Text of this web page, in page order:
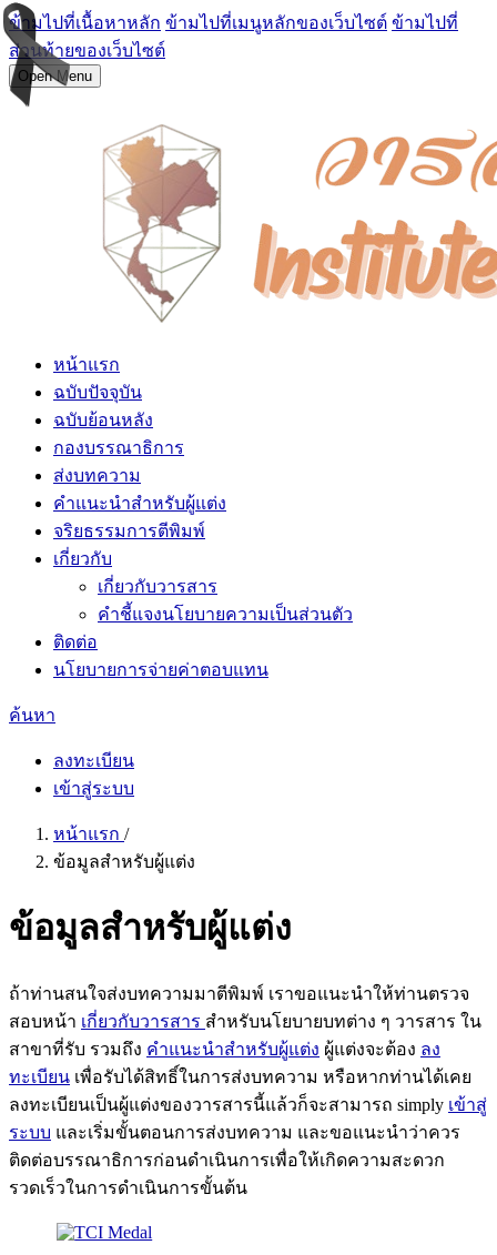
ข้ามไปที่เนื้อหาหลัก ข้ามไปที่เมนูหลักของเว็บไซต์ ข้ามไปที่
ส่วนท้ายของเว็บไซต์
Open Menu
หน้าแรก
ฉบับปัจจุบัน
ฉบับย้อนหลัง
กองบรรณาธิการ
ส่งบทความ
คำแนะนำสำหรับผู้แต่ง
จริยธรรมการตีพิมพ์
เกี่ยวกับ
เกี่ยวกับวารสาร
คำชี้แจงนโยบายความเป็นส่วนตัว
ติดต่อ
นโยบายการจ่ายค่าตอบแทน
ค้นหา
ลงทะเบียน
เข้าสู่ระบบ
หน้าแรก /
ข้อมูลสำหรับผู้แต่ง
ข้อมูลสำหรับผู้แต่ง
ถ้าท่านสนใจส่งบทความมาตีพิมพ์ เราขอแนะนำให้ท่านตรวจ
สอบหน้า เกี่ยวกับวารสาร สำหรับนโยบายบทต่าง ๆ วารสาร ใน
สาขาที่รับ รวมถึง คำแนะนำสำหรับผู้แต่ง ผู้แต่งจะต้อง ลง
ทะเบียน เพื่อรับได้สิทธิ์ในการส่งบทความ หรือหากท่านได้เคย
ลงทะเบียนเป็นผู้แต่งของวารสารนี้แล้วก็จะสามารถ simply เข้าสู่
ระบบ และเริ่มขั้นตอนการส่งบทความ และขอแนะนำว่าควร
ติดต่อบรรณาธิการก่อนดำเนินการเพื่อให้เกิดความสะดวก
รวดเร็วในการดำเนินการขั้นต้น